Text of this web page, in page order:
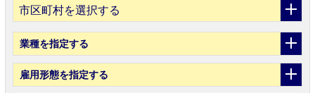
市区町村を選択する
業種を指定する
雇用形態を指定する